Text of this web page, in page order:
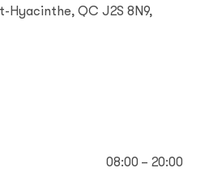
Hyacinthe, QC J2S 8N9,
08:00 – 20:00